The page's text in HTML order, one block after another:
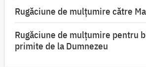
Rugăciune de mulţumire către
Rugăciune de mulțumire pentru
primite de la Dumnezeu